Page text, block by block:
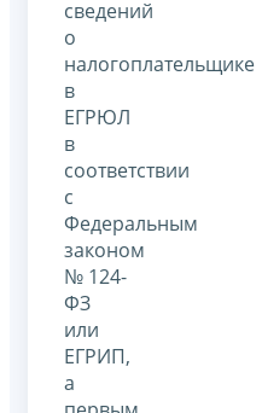
сведений
о
налогоплательщике
в
ЕГРЮЛ
в
соответствии
с
Федеральным
законом
№ 124-
ФЗ
или
ЕГРИП,
а